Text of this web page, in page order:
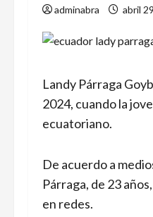
adminabra abril
Landy Párraga
2024, cuando la
ecuatoriano.
De acuerdo a
Párraga, de 23
en redes.